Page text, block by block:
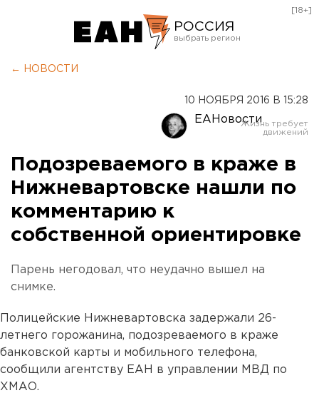
РОССИЯ
Оренбург
[18+]
← НОВОСТИ
10 НОЯБРЯ 2016 В 15:28
ЕАНовости
Подозреваемого в краже в
Нижневартовске нашли по
комментарию к
собственной ориентировке
Парень негодовал, что неудачно вышел на
снимке.
Полицейские Нижневартовска задержали 26-
летнего горожанина, подозреваемого в краже
банковской карты и мобильного телефона,
сообщили агентству ЕАН в управлении МВД по
ХМАО.